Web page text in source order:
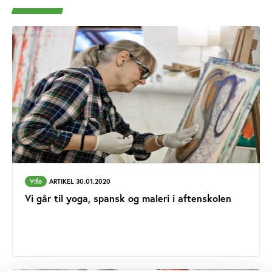
Vifo ARTIKEL 30.01.2020
Vi går til yoga, spansk og maleri i aftenskolen